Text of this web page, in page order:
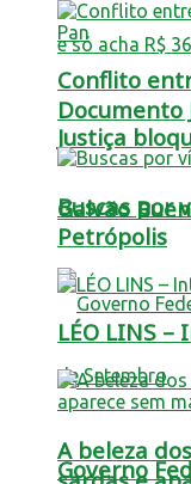
Justiça
Galvão
Governo
Conflito
Documento
Buscas por
Petrópolis
LÉO LINS
A beleza